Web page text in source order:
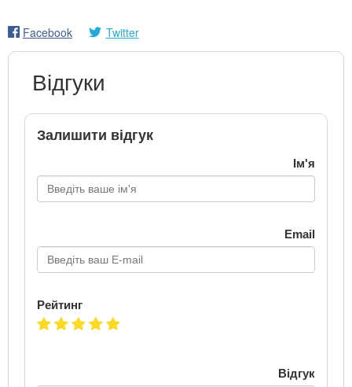
Facebook Twitter
Відгуки
Залишити відгук
Ім'я
Email
Рейтинг
Відгук